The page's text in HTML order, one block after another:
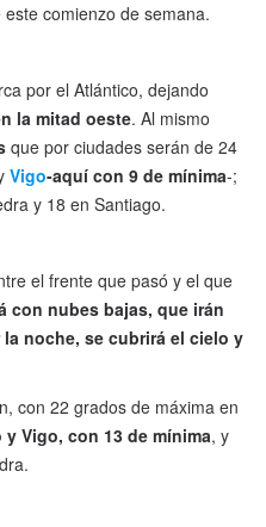
comienzo de semana.
por el Atlántico, dejando
la mitad oeste. Al mismo
que por ciudades serán de 24
Vigo-aquí con 9 de mínima-;
y 18 en Santiago.
el frente que pasó y el que
con nubes bajas, que irán
la noche, se cubrirá el cielo y
con 22 grados de máxima en
Vigo, con 13 de mínima, y